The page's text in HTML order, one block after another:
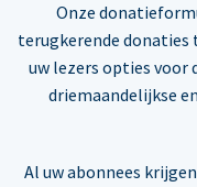
Onze
terugkerende donaties
uw lezers opties voor
driemaandelijkse
Al uw abonnees